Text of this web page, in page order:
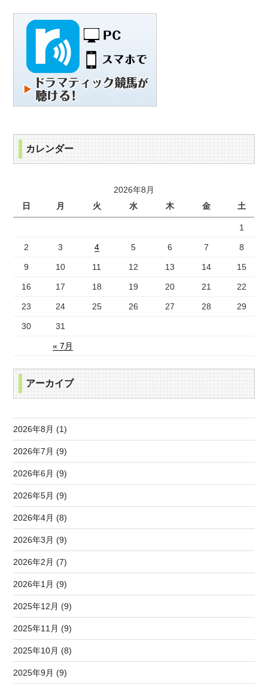
カレンダー
2026年8月
日
月 火 水 木 金 土
« 7月
1
2 3 4 5 6 7 8
9 10 11 12 13 14 15
16 17 18 19 20 21 22
23 24 25 26 27 28 29
30 31
アーカイブ
2026年8月 (1)
2026年7月 (9)
2026年6月 (9)
2026年5月 (9)
2026年4月 (8)
2026年3月 (9)
2026年2月 (7)
2026年1月 (9)
2025年12月 (9)
2025年11月 (9)
2025年10月 (8)
2025年9月 (9)